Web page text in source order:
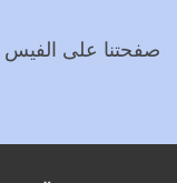
يوليو 16, 2026
بمستوى أن نثقف الآخرين
رصات من الكتب، رصّات
صفحتنا على